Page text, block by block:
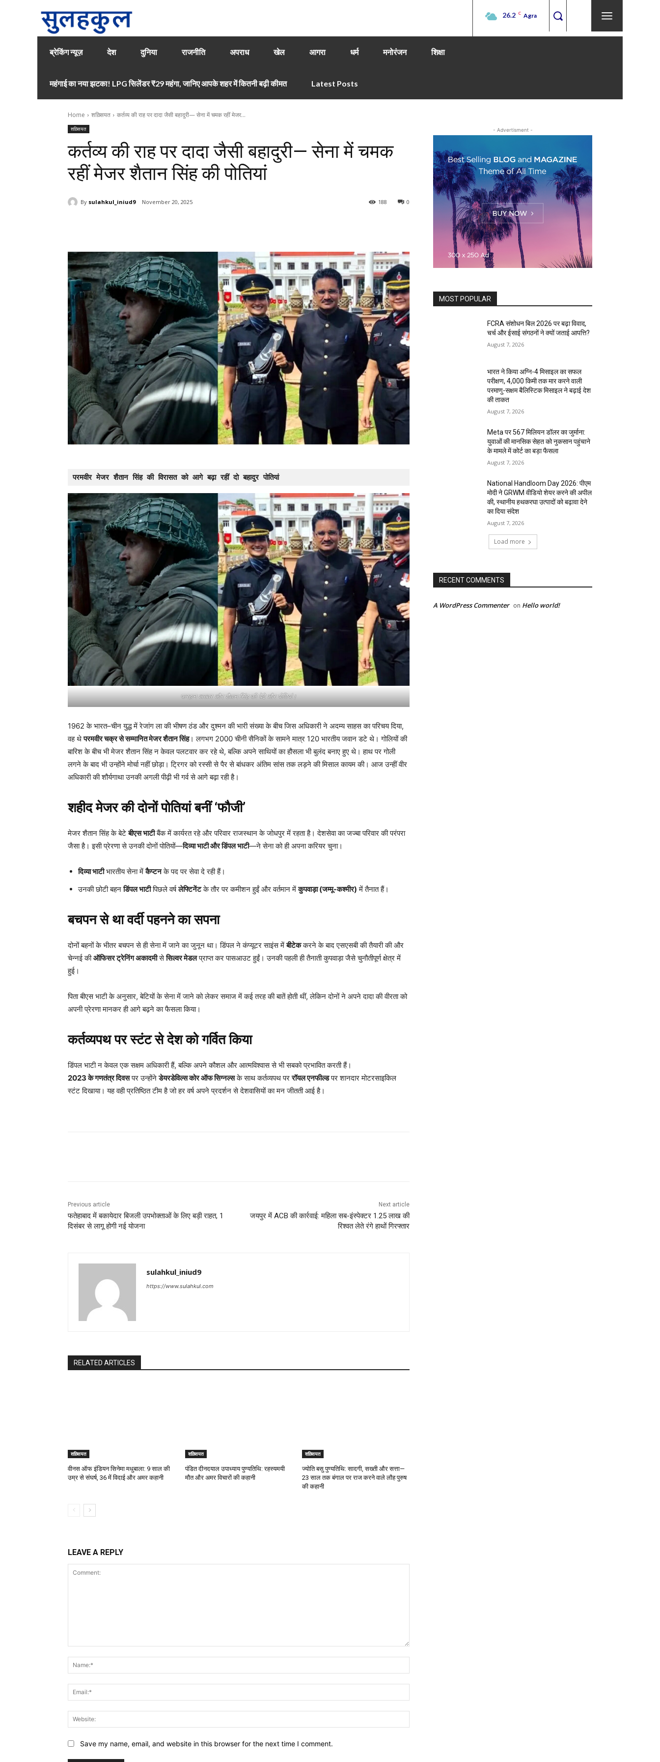
26.2 C Agra
ब्रेकिंग न्यूज़ देश दुनिया राजनीति अपराध खेल आगरा धर्म मनोरंजन शिक्षा
महंगाई का नया झटका! LPG सिलेंडर ₹29 महंगा, जानिए आपके शहर में कितनी बढ़ी कीमत Latest Posts
Home शख़्सियत कर्तव्य की राह पर दादा जैसी बहादुरी— सेना में चमक रहीं मेजर...
शख़्सियत
कर्तव्य की राह पर दादा जैसी बहादुरी— सेना में चमक
रहीं मेजर शैतान सिंह की पोतियां
By sulahkul_iniud9 November 20, 2025 0
188
परमवीर मेजर शैतान सिंह की विरासत को आगे बढ़ा रहीं दो बहादुर पोतियां
फरहान अख्तर और शैतान सिंह की बेटे और पोतियां।
1962 के भारत–चीन युद्ध में रेजांग ला की भीषण ठंड और दुश्मन की भारी संख्या के बीच जिस अधिकारी ने अदम्य साहस का परिचय दिया,
वह थेपरमवीर चक्र से सम्मानित मेजर शैतान सिंह। लगभग 2000 चीनी सैनिकों के सामने मात्र 120 भारतीय जवान डटे थे। गोलियों की
बारिश के बीच भी मेजर शैतान सिंह न केवल पलटवार कर रहे थे, बल्कि अपने साथियों का हौसला भी बुलंद बनाए हुए थे। हाथ पर गोली
लगने के बाद भी उन्होंने मोर्चा नहीं छोड़ा। ट्रिगर को रस्सी से पैर से बांधकर अंतिम सांस तक लड़ने की मिसाल कायम की। आज उन्हीं वीर
अधिकारी की शौर्यगाथा उनकी अगली पीढ़ी भी गर्व से आगे बढ़ा रही है।
शहीद मेजर की दोनों पोतियां बनीं ‘फौजी’
मेजर शैतान सिंह के बेटेबीएस भाटीबैंक में कार्यरत रहे और परिवार राजस्थान के जोधपुर में रहता है। देशसेवा का जज्बा परिवार की परंपरा
जैसा है। इसी प्रेरणा से उनकी दोनों पोतियों—दिव्या भाटी और डिंपल भाटी—ने सेना को ही अपना करियर चुना।
दिव्या भाटीभारतीय सेना मेंकैप्टनके पद पर सेवा दे रही हैं।
उनकी छोटी बहनडिंपल भाटीपिछले वर्षलेफ्टिनेंटके तौर पर कमीशन हुईं और वर्तमान मेंकुपवाड़ा (जम्मू-कश्मीर) में तैनात हैं।
बचपन से था वर्दी पहनने का सपना
दोनों बहनों के भीतर बचपन से ही सेना में जाने का जुनून था। डिंपल ने कंप्यूटर साइंस मेंबीटेककरने के बाद एसएसबी की तैयारी की और
चेन्नई कीऑफिसर ट्रेनिंग अकादमीसेसिल्वर मेडलप्राप्त कर पासआउट हुईं। उनकी पहली ही तैनाती कुपवाड़ा जैसे चुनौतीपूर्ण क्षेत्र में
हुई।
पिता बीएस भाटी के अनुसार, बेटियों के सेना में जाने को लेकर समाज में कई तरह की बातें होती थीं, लेकिन दोनों ने अपने दादा की वीरता को
अपनी प्रेरणा मानकर ही आगे बढ़ने का फैसला किया।
कर्तव्यपथ पर स्टंट से देश को गर्वित किया
डिंपल भाटी न केवल एक सक्षम अधिकारी हैं, बल्कि अपने कौशल और आत्मविश्वास से भी सबको प्रभावित करती हैं।
2023 के गणतंत्र दिवसपर उन्होंनेडेयरडेविल्स कोर ऑफ सिग्नल्सके साथ कर्तव्यपथ पररॉयल एनफील्डपर शानदार मोटरसाइकिल
स्टंट दिखाया। यह वही प्रतिष्ठित टीम है जो हर वर्ष अपने प्रदर्शन से देशवासियों का मन जीतती आई है।
Previous article
फतेहाबाद में बकायेदार बिजली उपभोक्ताओं के लिए बड़ी राहत, 1
दिसंबर से लागू होगी नई योजना
Next article
जयपुर में ACB की कार्रवाई: महिला सब-इंस्पेक्टर 1.25 लाख की
रिश्वत लेते रंगे हाथों गिरफ्तार
sulahkul_iniud9
https://www.sulahkul.com
RELATED ARTICLES
शख़्सियत
वीनस ऑफ इंडियन सिनेमा मधुबाला: 9 साल की
उम्र से संघर्ष, 36 में विदाई और अमर कहानी
शख़्सियत
पंडित दीनदयाल उपाध्याय पुण्यतिथि: रहस्यमयी
मौत और अमर विचारों की कहानी
शख़्सियत
ज्योति बसु पुण्यतिथि: सादगी, सख्ती और सत्ता—
23 साल तक बंगाल पर राज करने वाले लौह पुरुष
की कहानी
LEAVE A REPLY
Save my name, email, and website in this browser for the next time I comment.
- Advertisment -
MOST POPULAR
FCRA संशोधन बिल 2026 पर बढ़ा विवाद,
चर्च और ईसाई संगठनों ने क्यों जताई आपत्ति?
August 7, 2026
भारत ने किया अग्नि-4 मिसाइल का सफल
परीक्षण, 4,000 किमी तक मार करने वाली
परमाणु-सक्षम बैलिस्टिक मिसाइल ने बढ़ाई देश
की ताकत
August 7, 2026
Meta पर 567 मिलियन डॉलर का जुर्माना:
युवाओं की मानसिक सेहत को नुकसान पहुंचाने
के मामले में कोर्ट का बड़ा फैसला
August 7, 2026
National Handloom Day 2026: पीएम
मोदी ने GRWM वीडियो शेयर करने की अपील
की, स्थानीय हथकरघा उत्पादों को बढ़ावा देने
का दिया संदेश
August 7, 2026
Load more
RECENT COMMENTS
A WordPress Commenter on Hello world!